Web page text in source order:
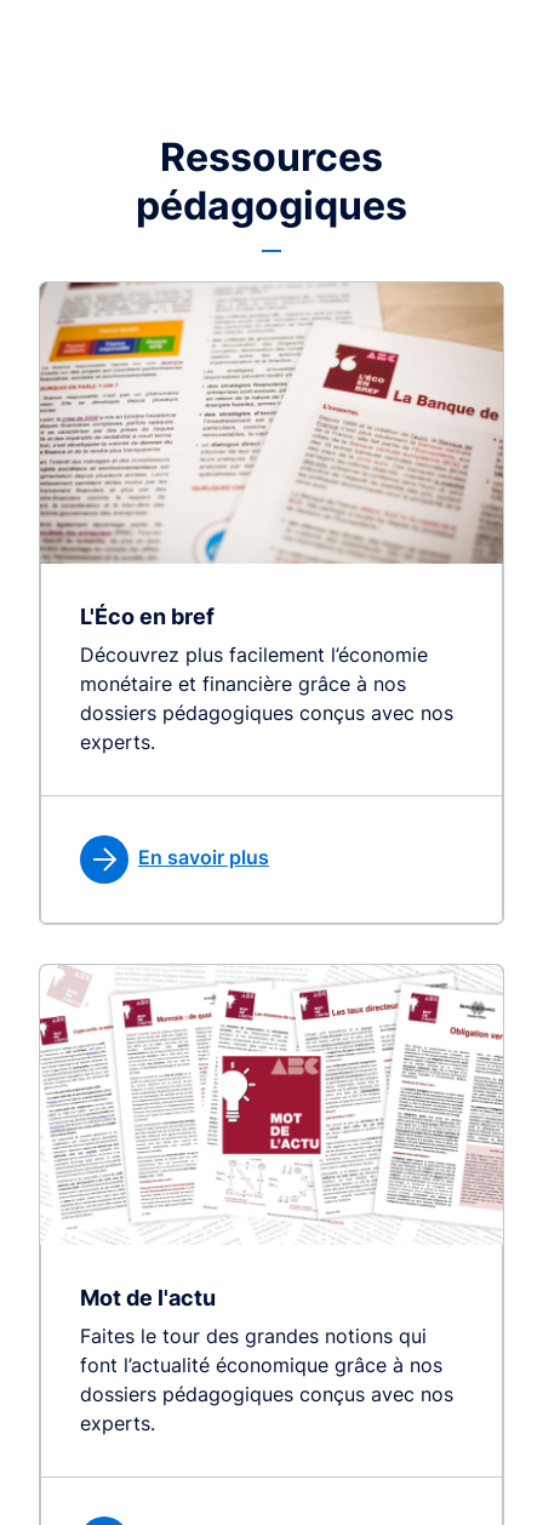
Ressources
pédagogiques
L'Éco en bref
Découvrez plus facilement l’économie
monétaire et financière grâce à nos
dossiers pédagogiques conçus avec nos
experts.
En savoir plus
Mot de l'actu
Faites le tour des grandes notions qui
font l’actualité économique grâce à nos
dossiers pédagogiques conçus avec nos
experts.